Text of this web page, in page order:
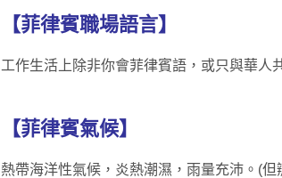
【菲律賓職場語言】
工作生活上除非你會菲律賓語，或只與華人
【菲律賓氣候】
熱帶海洋性氣候，炎熱潮濕，雨量充沛。(